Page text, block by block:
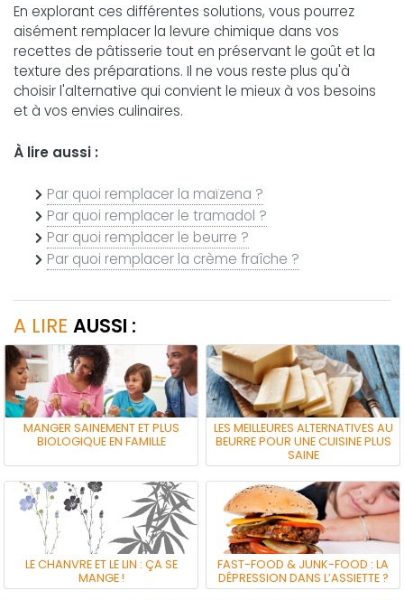
En explorant ces différentes solutions, vous pourrez
aisément remplacer la levure chimique dans vos
recettes de pâtisserie tout en préservant le goût et la
texture des préparations. Il ne vous reste plus qu'à
choisir l'alternative qui convient le mieux à vos besoins
et à vos envies culinaires.
À lire aussi :
Par quoi remplacer la maïzena ?
Par quoi remplacer le tramadol ?
Par quoi remplacer le beurre ?
Par quoi remplacer la crème fraîche ?
A LIRE AUSSI :
MANGER SAINEMENT ET PLUS
BIOLOGIQUE EN FAMILLE
LES MEILLEURES ALTERNATIVES AU
BEURRE POUR UNE CUISINE PLUS
SAINE
LE CHANVRE ET LE LIN : ÇA SE
MANGE !
FAST-FOOD & JUNK-FOOD : LA
DÉPRESSION DANS L’ASSIETTE ?